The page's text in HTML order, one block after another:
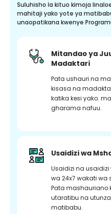
Suluhisho la kituo kimoja
mahitaji yako yote ya
unaopatikana kwenye
Mitandao ya
Madaktari
Pata ushauri na
kisasa na
katika kesi yako.
gharama nafuu.
Usaidizi wa
Usaidizi na
wa 24x7 wakati
Pata mashauriano
utaratibu na
matibabu.